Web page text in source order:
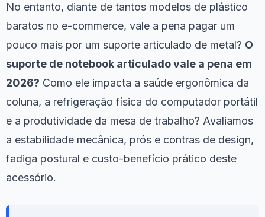
No entanto, diante de tantos modelos de plástico
baratos no e-commerce, vale a pena pagar um
pouco mais por um suporte articulado de metal? O
suporte de notebook articulado vale a pena em
2026? Como ele impacta a saúde ergonômica da
coluna, a refrigeração física do computador portátil
e a produtividade da mesa de trabalho? Avaliamos
a estabilidade mecânica, prós e contras de design,
fadiga postural e custo-benefício prático deste
acessório.